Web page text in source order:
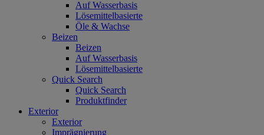
Auf Wasserbasis
Lösemittelbasierte
Öle & Wachse
Beizen
Beizen
Auf Wasserbasis
Lösemittelbasierte
Quick Search
Quick Search
Produktfinder
Exterior
Exterior
Imprägnierung